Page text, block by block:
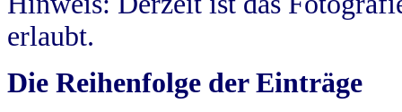
erlaubt.
Die Reihenfolge der Einträge